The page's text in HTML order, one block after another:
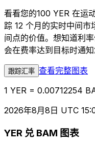
看看您的100 YER 在运
踪 12 个月的实时中间
间点的价值。想知道利
会在费率达到目标时通知
跟踪汇率 查看完整图表
1 YER = 0.00712254
2026年8月8日 UTC
YER 兑 BAM 图表